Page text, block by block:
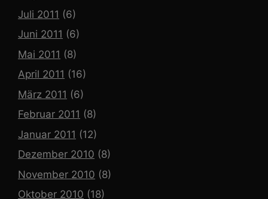
Juli 2011 (6)
Juni 2011 (6)
Mai 2011 (8)
April 2011 (16)
März 2011 (6)
Februar 2011 (8)
Januar 2011 (12)
Dezember 2010 (8)
November 2010 (8)
Oktober 2010 (18)